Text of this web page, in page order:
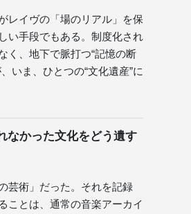
レイヴの「場のリアル」を保
い手段でもある。制度化され
く、地下で脈打つ“記憶の断
いま、ひとつの“文化遺産”に
なかった文化をどう遺す
芸術」だった。それを記録
ことは、通常の音楽アーカイ